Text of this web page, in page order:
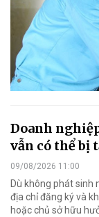
Doanh
vẫn có thể bị
09/08/2026 11:00
Dù không phát sinh
địa chỉ đăng ký và
hoặc chủ sở hữu